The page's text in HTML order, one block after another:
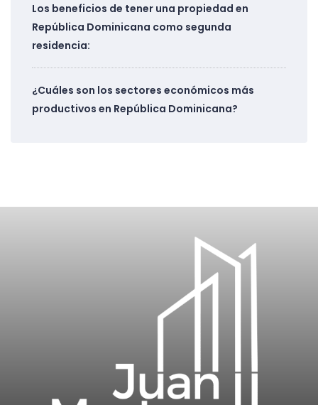
Los beneficios de tener una propiedad en
República Dominicana como segunda
residencia:
¿Cuáles son los sectores económicos más
productivos en República Dominicana?